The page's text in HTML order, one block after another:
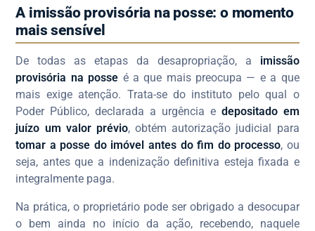
A imissão provisória na posse: o momento
mais sensível
De todas as etapas da desapropriação, a imissão
provisória na posse é a que mais preocupa — e a que
mais exige atenção. Trata-se do instituto pelo qual o
Poder Público, declarada a urgência e depositado em
juízo um valor prévio, obtém autorização judicial para
tomar a posse do imóvel antes do fim do processo, ou
seja, antes que a indenização definitiva esteja fixada e
integralmente paga.
Na prática, o proprietário pode ser obrigado a desocupar
o bem ainda no início da ação, recebendo, naquele